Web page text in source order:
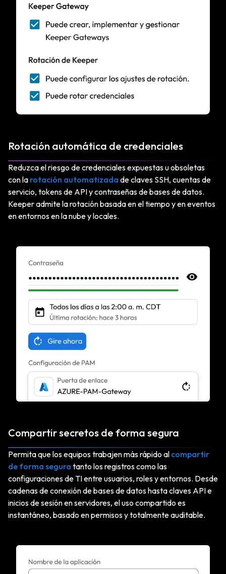
Rotación automática de credenciales
Reduzca el riesgo de credenciales expuestas u obsoletas
con la rotación automatizada de claves SSH, cuentas de
servicio, tokens de API y contraseñas de bases de datos.
Keeper admite la rotación basada en el tiempo y en eventos
en entornos en la nube y locales.
Compartir secretos de forma segura
Permita que los equipos trabajen más rápido al compartir
de forma segura tanto los registros como las
configuraciones de TI entre usuarios, roles y entornos. Desde
cadenas de conexión de bases de datos hasta claves API e
inicios de sesión en servidores, el uso compartido es
instantáneo, basado en permisos y totalmente auditable.